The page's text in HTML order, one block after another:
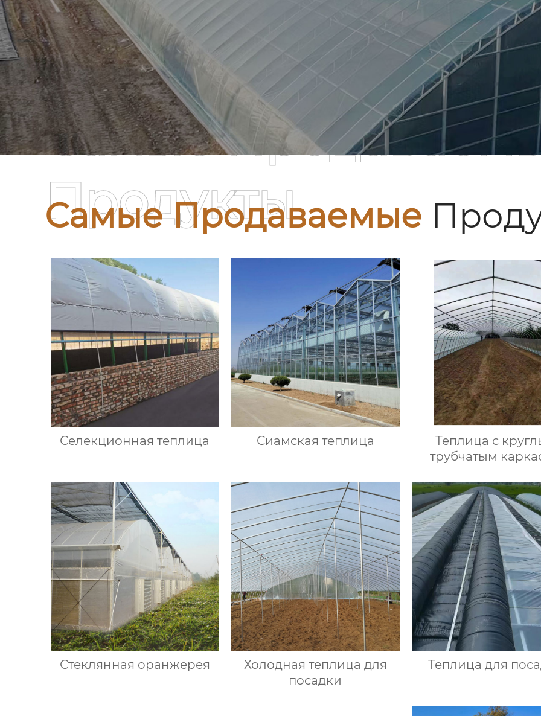
Самые Продаваемые
Самые
Продукты
Селекционная теплица Сиамская теплица
Теплица с
трубчатым
Стеклянная оранжерея
Холодная теплица для
посадки
Теплица для